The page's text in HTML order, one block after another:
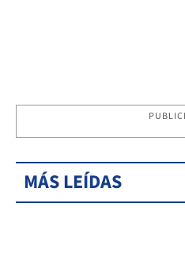
MÁS LEÍDAS